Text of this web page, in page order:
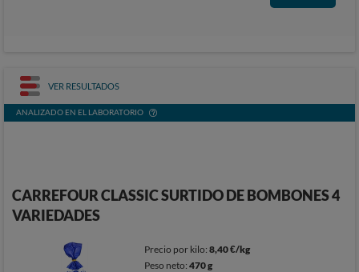
VER RESULTADOS
ANALIZADO EN EL LABORATORIO
CARREFOUR CLASSIC SURTIDO DE BOMBONES 4
VARIEDADES
Precio por kilo:8,40 €/kg
Peso neto:470 g